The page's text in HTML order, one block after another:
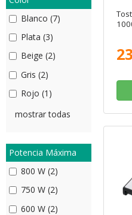
Blanco (7)
Plata (3)
Beige (2)
Gris (2)
Rojo (1)
mostrar todas
Potencia Máxima
800 W (2)
750 W (2)
600 W (2)